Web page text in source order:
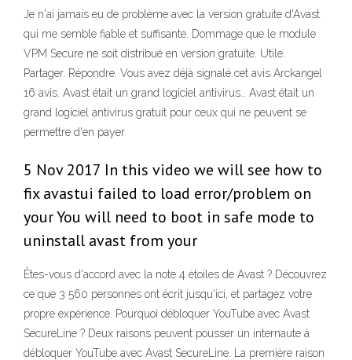
Je n'ai jamais eu de problème avec la version gratuite d'Avast
qui me semble fiable et suffisante. Dommage que le module
VPM Secure ne soit distribué en version gratuite. Utile.
Partager. Répondre. Vous avez déjà signalé cet avis Arckangel
16 avis. Avast était un grand logiciel antivirus… Avast était un
grand logiciel antivirus gratuit pour ceux qui ne peuvent se
permettre d'en payer
5 Nov 2017 In this video we will see how to
fix avastui failed to load error/problem on
your You will need to boot in safe mode to
uninstall avast from your
Êtes-vous d'accord avec la note 4 étoiles de Avast ? Découvrez
ce que 3 560 personnes ont écrit jusqu'ici, et partagez votre
propre expérience. Pourquoi débloquer YouTube avec Avast
SecureLine ? Deux raisons peuvent pousser un internaute à
débloquer YouTube avec Avast SecureLine. La première raison